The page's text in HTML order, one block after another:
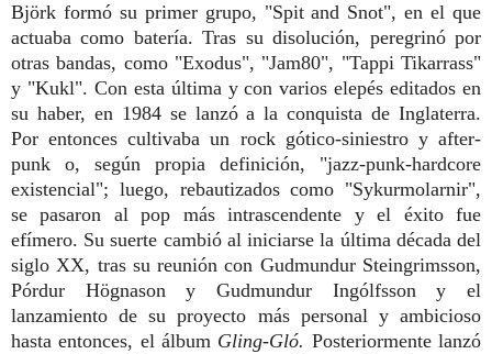
Björk formó su primer grupo, "Spit and Snot", en el que
actuaba como batería. Tras su disolución, peregrinó por
otras bandas, como "Exodus", "Jam80", "Tappi Tikarrass"
y "Kukl". Con esta última y con varios elepés editados en
su haber, en 1984 se lanzó a la conquista de Inglaterra.
Por entonces cultivaba un rock gótico-siniestro y after-
punk o, según propia definición, "jazz-punk-hardcore
existencial"; luego, rebautizados como "Sykurmolarnir",
se pasaron al pop más intrascendente y el éxito fue
efímero. Su suerte cambió al iniciarse la última década del
siglo XX, tras su reunión con Gudmundur Steingrimsson,
Pórdur Högnason y Gudmundur Ingólfsson y el
lanzamiento de su proyecto más personal y ambicioso
hasta entonces, el álbum Gling-Gló. Posteriormente lanzó